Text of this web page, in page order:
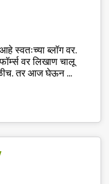
स्वतःच्या ब्लॉग वर.
वर लिखाण चालू
तर आज घेऊन ...